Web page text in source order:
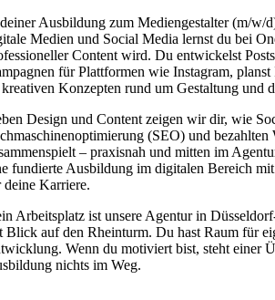
Ausbildung zum Mediengestalter (m/w/
Medien und Social Media lernst du bei
Content wird. Du entwickelst
für Plattformen wie Instagram, planst
Konzepten rund um Gestaltung und
Design und Content zeigen wir dir, wie
(SEO) und bezahlten
– praxisnah und mitten im
fundierte Ausbildung im digitalen Bereich
deine Karriere.
Arbeitsplatz ist unsere Agentur in
Blick auf den Rheinturm. Du hast Raum für
Wenn du motiviert bist, steht einer
nichts im Weg.